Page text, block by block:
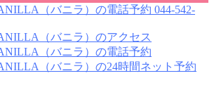
044-542-